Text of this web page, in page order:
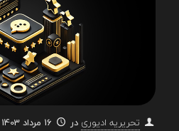
تحریریه ادیوری در 16 مرداد 1403